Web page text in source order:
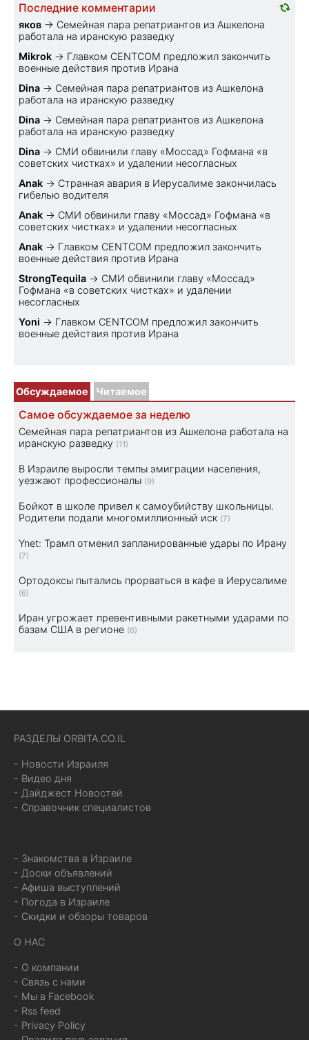
Последние комментарии
яков → Семейная пара репатриантов из Ашкелона
работала на иранскую разведку
Mikrok → Главком CENTCOM предложил закончить
военные действия против Ирана
Dina → Семейная пара репатриантов из Ашкелона
работала на иранскую разведку
Dina → Семейная пара репатриантов из Ашкелона
работала на иранскую разведку
Dina → СМИ обвинили главу «Моссад» Гофмана «в
советских чистках» и удалении несогласных
Anak → Странная авария в Иерусалиме закончилась
гибелью водителя
Anak → СМИ обвинили главу «Моссад» Гофмана «в
советских чистках» и удалении несогласных
Anak → Главком CENTCOM предложил закончить
военные действия против Ирана
StrongTequila → СМИ обвинили главу «Моссад»
Гофмана «в советских чистках» и удалении
несогласных
Yoni → Главком CENTCOM предложил закончить
военные действия против Ирана
Обсуждаемое Читаемое
Самое обсуждаемое за неделю
Семейная пара репатриантов из Ашкелона работала на
иранскую разведку (11)
В Израиле выросли темпы эмиграции населения,
уезжают профессионалы (9)
Бойкот в школе привел к самоубийству школьницы.
Родители подали многомиллионный иск (7)
Ynet: Трамп отменил запланированные удары по Ирану
(7)
Ортодоксы пытались прорваться в кафе в Иерусалиме
(6)
Иран угрожает превентивными ракетными ударами по
базам США в регионе (6)
РАЗДЕЛЫ ORBITA.CO.IL
- Новости Израиля
- Видео дня
- Дайджест Новостей
- Справочник специалистов
- Знакомства в Израиле
- Доски объявлений
- Афиша выступлений
- Погода в Израиле
- Скидки и обзоры товаров
О НАС
- О компании
- Связь с нами
- Мы в Facebook
- Rss feed
- Privacy Policy